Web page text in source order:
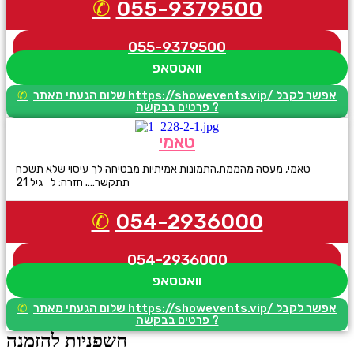
055-9379500
055-9379500
וואטסאפ
שלום הגעתי מאתר https://showevents.vip/ אפשר לקבל
פרטים בבקשה ?
טאמי
טאמי, מעסה מהממת,התמונות אמיתיות מבטיחה לך עיסוי שלא תשכח
054-2936000
054-2936000
וואטסאפ
שלום הגעתי מאתר https://showevents.vip/ אפשר לקבל
פרטים בבקשה ?
חשפניות להזמנה